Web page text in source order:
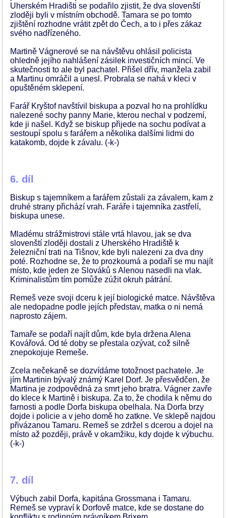
Uherském Hradišti se podařilo zjistit, že dva slovenští
zloději byli v místním obchodě. Tamara se po tomto
zjištění rozhodne vrátit zpět do Čech, a to i přes zákaz
svého nadřízeného.
Martině Vágnerové se na návštěvu ohlásil policista
ohledně jejího nahlášení zásilek investičních mincí. Ve
skutečnosti to ale byl pachatel. Přišel dřív, manžela zabil
a Martinu omráčil a unesl. Probrala se nahá v kleci v
opuštěném sklepení.
Farář Kryštof navštívil biskupa a pozval ho na prohlídku
nalezené sochy panny Marie, kterou nechal v podzemí,
kde ji našel. Když se biskup přijede na sochu podívat a
sestoupí spolu s farářem a několika dalšími lidmi do
katakomb, dojde k závalu. (-k-)
6. díl
Biskup s tajemníkem a farářem zůstali za závalem, kam z
druhé strany přichází vrah. Faráře i tajemníka zastřelí,
biskupa unese.
Mladému strážmistrovi stále vrtá hlavou, jak se dva
slovenští zloději dostali z Uherského Hradiště k
železniční trati na Tišnov, kde byli nalezeni za dva dny
poté. Rozhodne se, že to prozkoumá a podaří se mu najít
místo, kde jeden ze Slováků s Alenou nasedli na vlak.
Kriminalistům tím pomůže zúžit okruh pátrání.
Remeš veze svoji dceru k její biologické matce. Návštěva
ale nedopadne podle jejích představ, matka o ni nemá
naprosto zájem.
Tamaře se podaří najít dům, kde byla držena Alena
Kovářová. Od té doby se přestala ozývat, což silně
znepokojuje Remeše.
Zcela nečekaně se dozvídáme totožnost pachatele. Je
jím Martinin bývalý známý Karel Dorf. Je přesvědčen, že
Martina je zodpovědná za smrt jeho bratra. Vágner zavře
do klece k Martině i biskupa. Za to, že chodila k němu do
farnosti a podle Dorfa biskupa obelhala. Na Dorfa brzy
dojde i policie a v jeho domě ho zatkne. Ve sklepě najdou
přivázanou Tamaru. Remeš se zdržel s dcerou a dojel na
místo až později, právě v okamžiku, kdy dojde k výbuchu.
(-k-)
7. díl
Výbuch zabil Dorfa, kapitána Grossmana i Tamaru.
Remeš se vypraví k Dorfově matce, kde se dostane do